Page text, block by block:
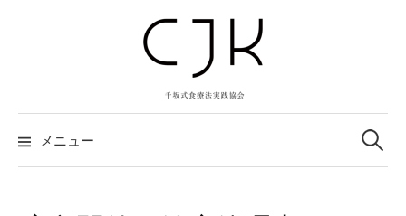
ツ
へ メニュー
検
索: